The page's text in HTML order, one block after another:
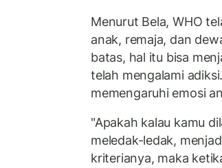
Menurut Bela, WHO
anak, remaja, dan
batas, hal itu bisa
telah mengalami
memengaruhi emosi
"Apakah kalau kamu
meledak-ledak,
kriterianya, maka